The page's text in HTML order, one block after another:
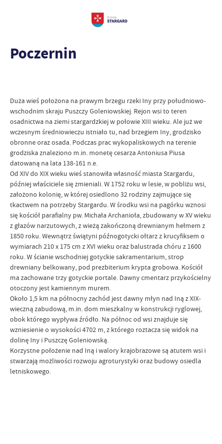
Poczernin
Duża wieś położona na prawym brzegu rzeki Iny przy południowo-
wschodnim skraju Puszczy Goleniowskiej. Rejon wsi to teren
osadnictwa na ziemi stargardzkiej w połowie XIII wieku. Ale już we
wczesnym średniowieczu istniało tu, nad brzegiem Iny, grodzisko
obronne oraz osada. Podczas prac wykopaliskowych na terenie
grodziska znaleziono m.in. monetę cesarza Antoniusa Piusa
datowaną na lata 138-161 n.e.
Od XIV do XIX wieku wieś stanowiła własność miasta Stargardu,
później właściciele się zmieniali. W 1752 roku w lesie, w pobliżu wsi,
założono kolonię, w której osiedlono 32 rodziny zajmujące się
tkactwem na potrzeby Stargardu. W środku wsi na pagórku wznosi
się kościół parafialny pw. Michała Archanioła, zbudowany w XV wieku
z głazów narzutowych, z wieżą zakończoną drewnianym hełmem z
1850 roku. Wewnątrz świątyni późnogotycki ołtarz z krucyfiksem o
wymiarach 210 x 175 cm z XVI wieku oraz balustrada chóru z 1600
roku. W ścianie wschodniej gotyckie sakramentarium, strop
drewniany belkowany, pod prezbiterium krypta grobowa. Kościół
ma zachowane trzy gotyckie portale. Dawny cmentarz przykościelny
otoczony jest kamiennym murem.
Około 1,5 km na północny zachód jest dawny młyn nad Iną z XIX-
wieczną zabudową, m.in. dom mieszkalny w konstrukcji ryglowej,
obok którego wypływa źródło. Na północ od wsi znajduje się
wzniesienie o wysokości 4702 m, z którego roztacza się widok na
dolinę Iny i Puszczę Goleniowską.
Korzystne położenie nad Iną i walory krajobrazowe są atutem wsi i
stwarzają możliwości rozwoju agroturystyki oraz budowy osiedla
letniskowego.